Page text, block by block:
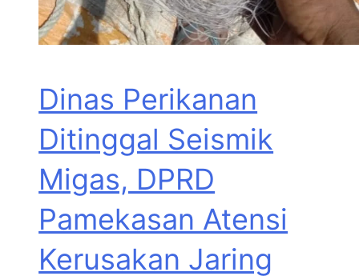
Dinas Perikanan
Ditinggal Seismik
Migas, DPRD
Pamekasan Atensi
Kerusakan Jaring